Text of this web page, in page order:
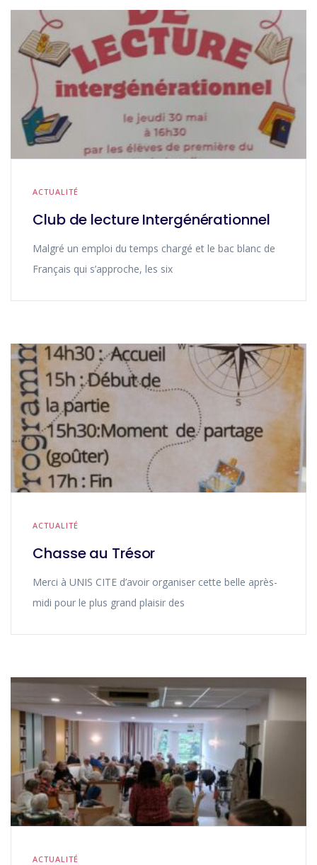
ACTUALITÉ
Club de lecture Intergénérationnel
Malgré un emploi du temps chargé et le bac blanc de
Français qui s’approche, les six
ACTUALITÉ
Chasse au Trésor
Merci à UNIS CITE d’avoir organiser cette belle après-
midi pour le plus grand plaisir des
ACTUALITÉ